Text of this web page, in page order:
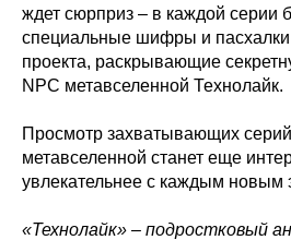
ждет сюрприз – в каждой серии
специальные шифры и пасхалки
проекта, раскрывающие
NPC метавселенной Технолайк.
Просмотр захватывающих
метавселенной станет еще
увлекательнее с каждым новым
«Технолайк» – подростковый